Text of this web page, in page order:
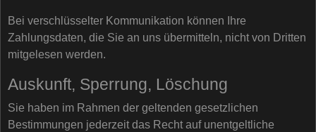
Bei verschlüsselter Kommunikation können Ihre
Zahlungsdaten, die Sie an uns übermitteln, nicht von Dritten
mitgelesen werden.
Auskunft, Sperrung, Löschung
Sie haben im Rahmen der geltenden gesetzlichen
Bestimmungen jederzeit das Recht auf unentgeltliche